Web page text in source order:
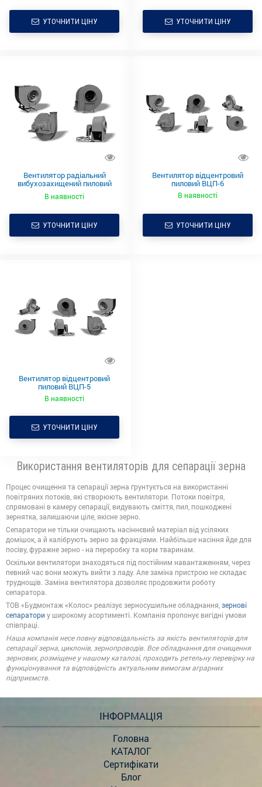
УТОЧНИТИ ЦІНУ УТОЧНИТИ ЦІНУ
Вентилятор радіальний
вибухозахищений пиловий
ВРПВ-6.3.1
В наявності
УТОЧНИТИ ЦІНУ
Вентилятор відцентровий
пиловий ВЦП-6
В наявності
УТОЧНИТИ ЦІНУ
Вентилятор відцентровий
пиловий ВЦП-5
В наявності
УТОЧНИТИ ЦІНУ
Використання вентиляторів для сепарації зерна
Процес очищення та сепарації зерна ґрунтується на використанні
повітряних потоків, які створюють вентилятори. Потоки повітря,
спрямовані в камеру сепарації, видувають сміття, пил, пошкоджені
зернятка, залишаючи ціле, якісне зерно.
Сепаратори не тільки очищають насіннєвий матеріал від усіляких
домішок, а й калібрують зерно за фракціями. Найбільше насіння йде для
посіву, фуражне зерно - на переробку та корм тваринам.
Оскільки вентилятори знаходяться під постійним навантаженням, через
певний час вони можуть вийти з ладу. Але заміна пристрою не складає
труднощів. Заміна вентилятора дозволяє продовжити роботу
сепаратора.
ТОВ «Будмонтаж «Колос» реалізує зерносушильне обладнання,зернові
сепаратори у широкому асортименті. Компанія пропонує вигідні умови
співпраці.
Наша компанія несе повну відповідальність за якість вентиляторів для
сепарації зерна, циклонів, зернопроводів. Все обладнання для очищення
зернових, розміщене у нашому каталозі, проходить ретельну перевірку на
функціонування та відповідність актуальним вимогам аграрних
підприємств.
ІНФОРМАЦІЯ
Головна
КАТАЛОГ
Сертифікати
Блог